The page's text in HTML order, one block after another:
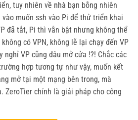
tuy nhiên về nhà bạn bỗng nhiên
muốn ssh vào Pi để thử triển khai
đã tắt, Pi thì vẫn bật nhưng không thể
có VPN, không lẽ lại chạy đến VP
nghỉ VP cũng đâu mở cửa !?! Chắc các
hợp tương tự như vậy, muốn kết
mở tại một mạng bên trong, mà
ZeroTier chính là giải pháp cho công